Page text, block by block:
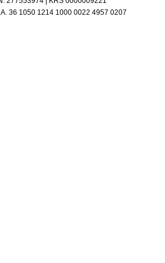
36 1050 1214 1000 0022 4957 0207